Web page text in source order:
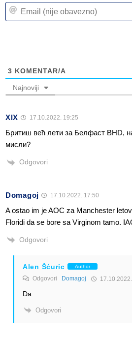
3 KOMENTAR/A
Najnoviji
XlX 17.10.2022. 19:25
Бритиш већ лети за Белфаст BHD,
мисли?
Odgovori
Domagoj 17.10.2022. 17:50
A ostao im je AOC za Manchester
Floridi da se bore sa Virginom tamo.
Odgovori
Alen Šćuric Author
Odgovori Domagoj
Da
Odgovori